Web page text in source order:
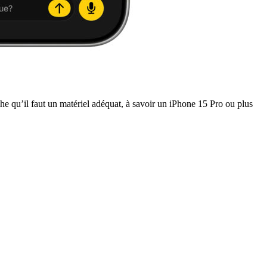
qu’il faut un matériel adéquat, à savoir un iPhone 15 Pro ou plus